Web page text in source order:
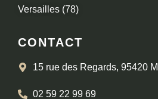
Versailles (78)
CONTACT
15 rue des Regards, 95420
02 59 22 99 69